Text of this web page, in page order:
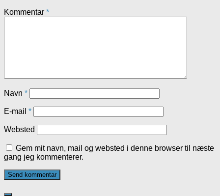
Kommentar *
Navn *
E-mail *
Websted
Gem mit navn, mail og websted i denne browser til næste
gang jeg kommenterer.